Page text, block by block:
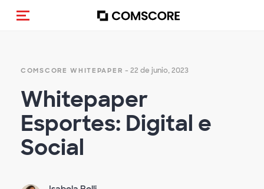
(Des)activar la navegación
COMSCORE WHITEPAPER - 22 de junio, 2023
Whitepaper
Esportes: Digital e
Social